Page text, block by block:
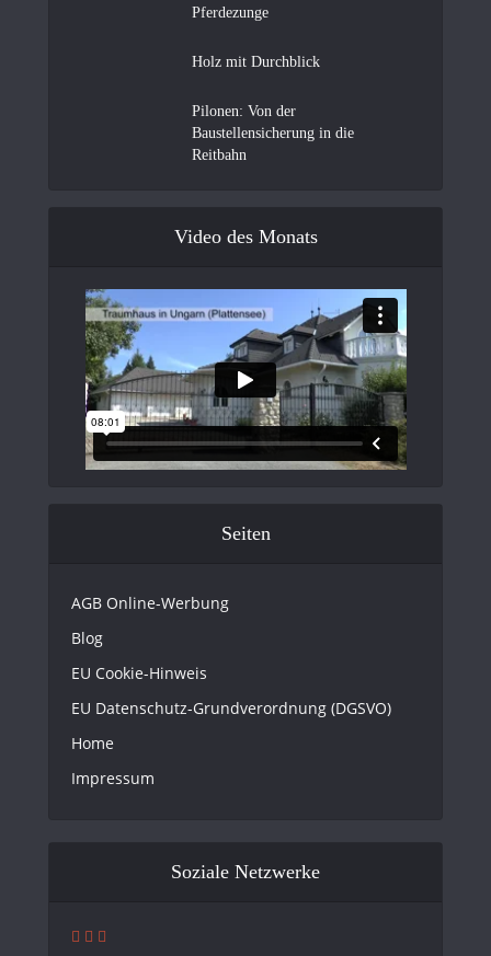
Pferdezunge
Holz mit Durchblick
Pilonen: Von der
Baustellensicherung in die
Reitbahn
Video des Monats
Seiten
AGB Online-Werbung
Blog
EU Cookie-Hinweis
EU Datenschutz-Grundverordnung (DGSVO)
Home
Impressum
Soziale Netzwerke